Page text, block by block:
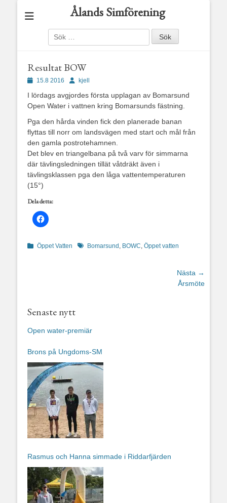
Ålands Simförening
Sök
efter:
Resultat BOW
Publicerad
15.8 2016 Författare
kjell
I lördags avgjordes första upplagan av Bomarsund
Open Water i vattnen kring Bomarsunds fästning.
Pga den hårda vinden fick den planerade banan
flyttas till norr om landsvägen med start och mål från
den gamla postrotehamnen.
Det blev en triangelbana på två varv för simmarna
där tävlingsledningen tillät våtdräkt även i
tävlingsklassen pga den låga vattentemperaturen
(15°)
Dela detta:
Kategorier
Öppet Vatten EtiketterBomarsund , BOWC, Öppet vatten
Nästa →
Årsmöte
Senaste nytt
Open water-premiär
Brons på Ungdoms-SM
Rasmus och Hanna simmade i Riddarfjärden